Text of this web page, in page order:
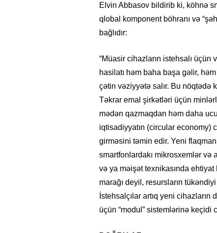
Elvin Abbasov bildirib ki, köhnə
qlobal komponent böhranı və
bağlıdır:
“Müasir cihazların istehsalı üçün
hasilatı həm baha başa gəlir,
çətin vəziyyətə salır. Bu nöqtədə
Təkrar emal şirkətləri üçün
mədən qazmaqdan həm daha
iqtisadiyyatın (circular economy)
girməsini təmin edir. Yeni
smartfonlardakı mikrosxemlər və
və ya məişət texnikasında
marağı deyil, resursların
İstehsalçılar artıq yeni
üçün “modul” sistemlərinə keçidi
15.02.2026 - 18:49 1024
Leyla Əliyeva babasının